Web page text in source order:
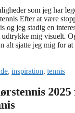
som jeg har
Efter at være
og jeg stadig en
mig visuelt.
alt sjatte jeg mig for
, inspiration, tennis